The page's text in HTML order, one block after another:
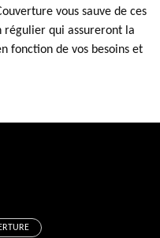
vous sauve de ces
régulier qui assureront la
fonction de vos besoins et